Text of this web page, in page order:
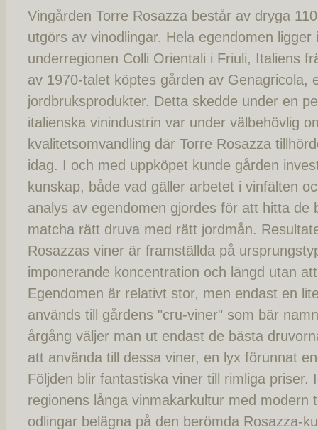
Vingården Torre Rosazza består av dryga
utgörs av vinodlingar. Hela egendomen ligger
underregionen Colli Orientali i Friuli, Italiens
av 1970-talet köptes gården av Genagricola,
jordbruksprodukter. Detta skedde under en
italienska vinindustrin var under välbehövlig
kvalitetsomvandling där Torre Rosazza
idag. I och med uppköpet kunde gården
kunskap, både vad gäller arbetet i vinfälten
analys av egendomen gjordes för att hitta de
matcha rätt druva med rätt jordmån.
Rosazzas viner är framställda på
imponerande koncentration och längd utan
Egendomen är relativt stor, men endast en
används till gårdens "cru-viner" som bär
årgång väljer man ut endast de bästa
att använda till dessa viner, en lyx förunnat
Följden blir fantastiska viner till rimliga priser.
regionens långa vinmakarkultur med modern
odlingar belägna på den berömda Rosazza-